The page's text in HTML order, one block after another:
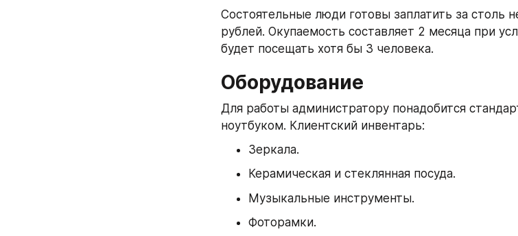
Состоятельные люди готовы заплатить за столь
рублей. Окупаемость составляет 2 месяца при
будет посещать хотя бы 3 человека.
Оборудование
Для работы администратору понадобится
ноутбуком. Клиентский инвентарь:
Зеркала.
Керамическая и стеклянная посуда.
Музыкальные инструменты.
Фоторамки.